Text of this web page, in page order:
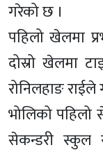
गरेको छ ।
पहिलो खेलमा
दोस्रो खेलमा
रोनिलहाङ राईले
भोलिको
सेकन्डरी स्कुल